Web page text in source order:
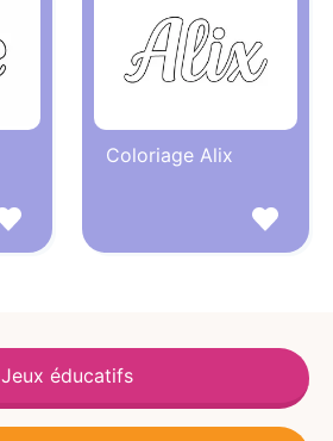
Coloriage Alix
Jeux éducatifs